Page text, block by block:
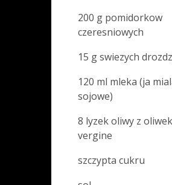
200 g pomidorkow
czeresniowych
15 g swiezych
120 ml mleka (ja
sojowe)
8 lyzek oliwy z
vergine
szczypta cukru